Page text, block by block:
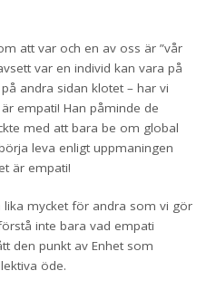
att var och en av oss är ”vår
var en individ kan vara på
andra sidan klotet – har vi
empati! Han påminde de
med att bara be om global
leva enligt uppmaningen
är empati!
lika mycket för andra som vi gör
inte bara vad empati
den punkt av Enhet som
öde.